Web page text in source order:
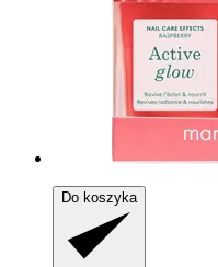
Do koszyka